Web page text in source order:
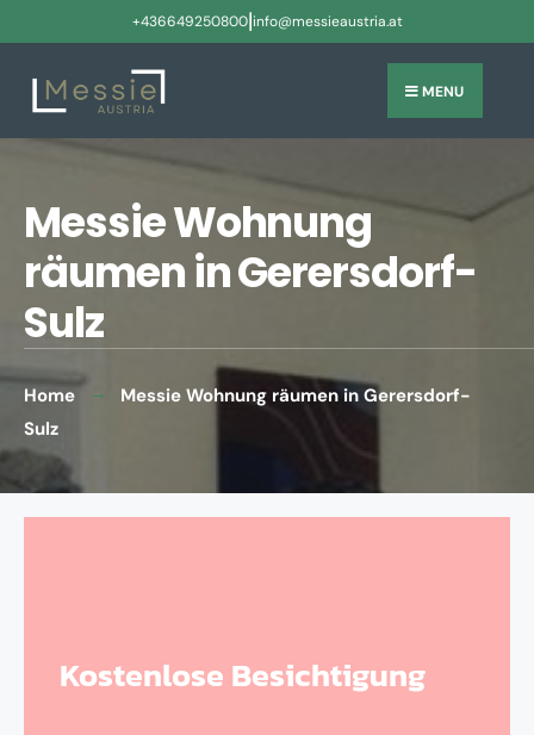
+436649250800|info@messieaustria.at
MENU
Messie Wohnung
räumen in Gerersdorf-
Sulz
Home
Messie Wohnung räumen in Gerersdorf-
Sulz
Kostenlose Besichtigung